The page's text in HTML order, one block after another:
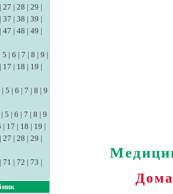
| 27 | 28 | 29 |
| 37 | 38 | 39 |
| 47 | 48 | 49 |
5 | 6 | 7 | 8 | 9 |
| 17 | 18 | 19 |
| 5 | 6 | 7 | 8 | 9
| 5 | 6 | 7 | 8 | 9
| 17 | 18 | 19 |
| 27 | 28 | 29 |
| 71 | 72 | 73 |